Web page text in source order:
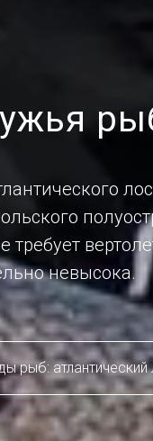
требует
невысока.
рыб: